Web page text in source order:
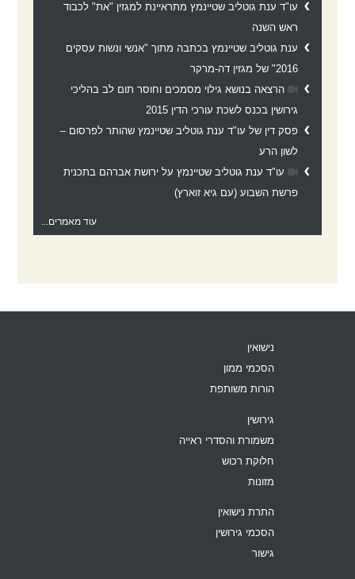
עו"ד ענת גוטליב שטיינמץ מתראיינת למגזין "את" לכבוד
ראש השנה
ענת גוטליב שטיינמץ בכתבה מתוך "אנשי ונשות עסקים
2016" של מגזין דה-מרקר
הרצאה בנושא גילוי מסמכים וחוסר תום לב בהליכי
גירושין בכנס לשכת עורכי הדין 2015
פסק דין של עו"ד ענת גוטליב שטיינמץ שהותר לפרסום –
לשון הרע
עו"ד ענת גוטליב שטיינמץ על ירושת אברהם בתכנית
פרשת השבוע (עם גיא זוארץ)
עוד מאמרים...
נישואין
הסכמי ממון
הורות משותפת
גירושין
משמורת והסדרי ראייה
חלוקת רכוש
מזונות
התרת נישואין
הסכמי גירושין
גישור